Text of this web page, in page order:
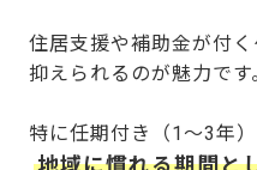
住居支援や補助金が付
抑えられるのが魅力です
特に任期付き（1〜3年